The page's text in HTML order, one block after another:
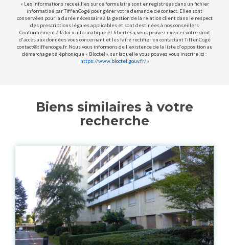
« Les informations recueillies sur ce formulaire sont enregistrées dans un fichier
informatisé par TiffenCogé pour gérer votre demande de contact. Elles sont
conservées pour la durée nécessaire à la gestion de la relation client dans le respect
des prescriptions légales applicables et sont destinées à nos conseillers
Conformément à la loi « informatique et libertés », vous pouvez exercer votre droit
d'accès aux données vous concernant et les faire rectifier en contactant TiffenCogé
contact@tiffencoge.fr. Nous vous informons de l'existence de la liste d'opposition au
démarchage téléphonique « Bloctel », sur laquelle vous pouvez vous inscrire ici :
https://www.bloctel.gouv.fr/»
Biens similaires à votre
recherche